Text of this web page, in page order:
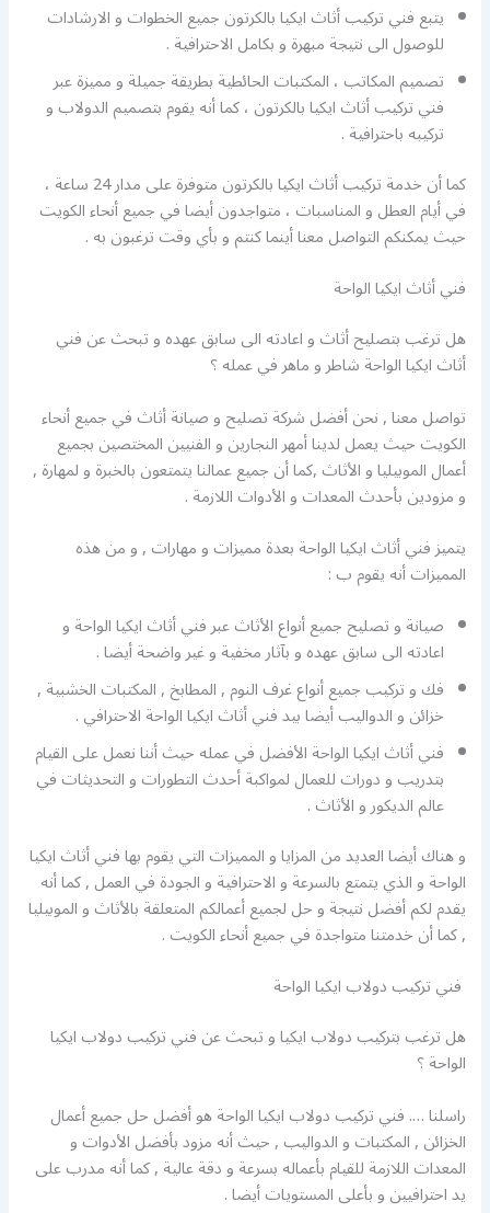
يتبع فني تركيب أثاث ايكيا بالكرتون جميع الخطوات و الارشادات
للوصول الى نتيجة مبهرة و بكامل الاحترافية .
تصميم المكاتب ، المكتبات الحائطية بطريقة جميلة و مميزة عبر
فني تركيب أثاث ايكيا بالكرتون ، كما أنه يقوم بتصميم الدولاب و
تركيبه باحترافية .
كما أن خدمة تركيب أثاث ايكيا بالكرتون متوفرة على مدار 24 ساعة ،
في أيام العطل و المناسبات ، متواجدون أيضا في جميع أنحاء الكويت
حيث يمكنكم التواصل معنا أينما كنتم و بأي وقت ترغبون به .
فني أثاث ايكيا الواحة
هل ترغب بتصليح أثاث و اعادته الى سابق عهده و تبحث عن فني
أثاث ايكيا الواحة شاطر و ماهر في عمله ؟
تواصل معنا , نحن أفضل شركة تصليح و صيانة أثاث في جميع أنحاء
الكويت حيث يعمل لدينا أمهر النجارين و الفنيين المختصين بجميع
أعمال الموبيليا و الأثاث ,كما أن جميع عمالنا يتمتعون بالخبرة و لمهارة ,
و مزودين بأحدث المعدات و الأدوات اللازمة .
يتميز فني أثاث ايكيا الواحة بعدة مميزات و مهارات , و من هذه
المميزات أنه يقوم ب :
صيانة و تصليح جميع أنواع الأثاث عبر فني أثاث ايكيا الواحة و
اعادته الى سابق عهده و بآثار مخفية و غير واضحة أيضا .
فك و تركيب جميع أنواع غرف النوم , المطابخ , المكتبات الخشبية ,
خزائن و الدواليب أيضا بيد فني أثاث ايكيا الواحة الاحترافي .
فني أثاث ايكيا الواحة الأفضل في عمله حيث أننا نعمل على القيام
بتدريب و دورات للعمال لمواكبة أحدث التطورات و التحديثات في
عالم الديكور و الأثاث .
و هناك أيضا العديد من المزايا و المميزات التي يقوم بها فني أثاث ايكيا
الواحة و الذي يتمتع بالسرعة و الاحترافية و الجودة في العمل , كما أنه
يقدم لكم أفضل نتيجة و حل لجميع أعمالكم المتعلقة بالأثاث و الموبيليا
, كما أن خدمتنا متواجدة في جميع أنحاء الكويت .
فني تركيب دولاب ايكيا الواحة
هل ترغب بتركيب دولاب ايكيا و تبحث عن فني تركيب دولاب ايكيا
الواحة ؟
راسلنا …. فني تركيب دولاب ايكيا الواحة هو أفضل حل جميع أعمال
الخزائن , المكتبات و الدواليب , حيث أنه مزود بأفضل الأدوات و
المعدات اللازمة للقيام بأعماله بسرعة و دقة عالية , كما أنه مدرب على
يد احترافيين و بأعلى المستويات أيضا .